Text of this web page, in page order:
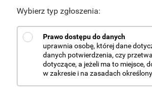
Wybierz typ zgłoszenia:
Prawo dostępu do danych
uprawnia osobę, której dane
danych potwierdzenia, czy
dotyczące, a jeżeli ma to miejsce,
w zakresie i na zasadach